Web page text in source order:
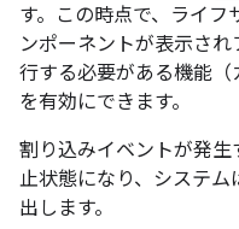
す。この時点で、ライフ
ンポーネントが表示さ
行する必要がある機能（
を有効にできます。
割り込みイベントが発生
止状態になり、システム
出します。